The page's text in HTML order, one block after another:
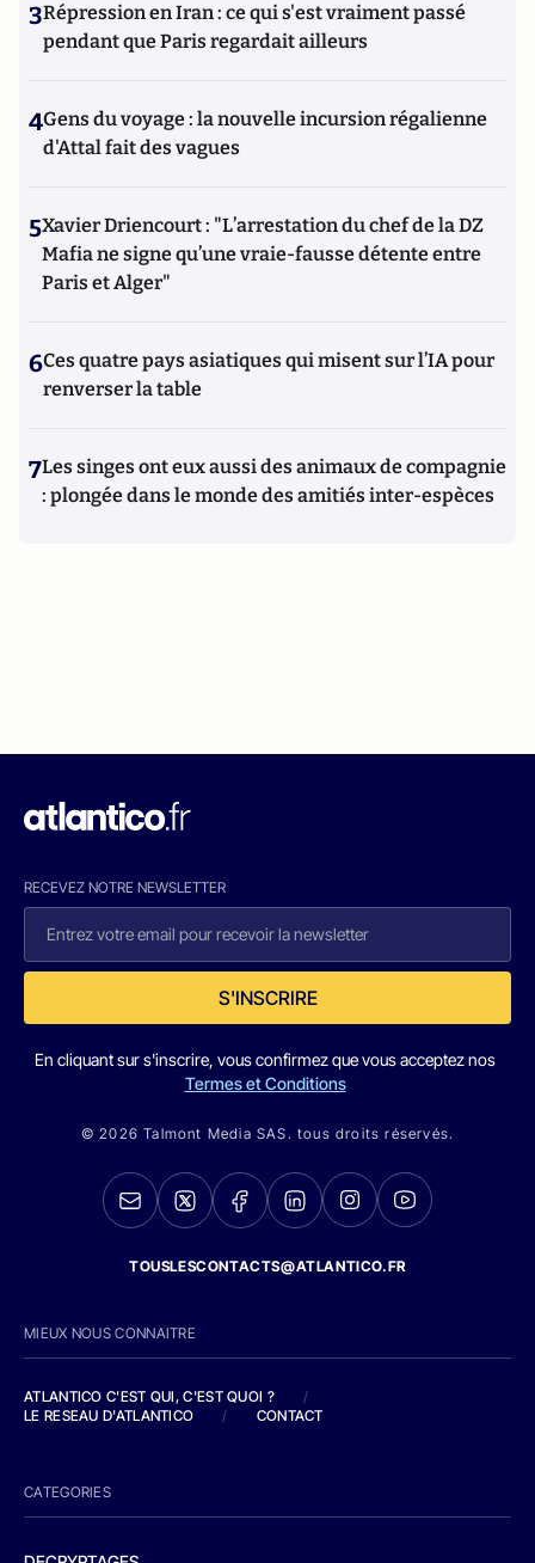
3Répression en Iran : ce qui s'est vraiment passé
pendant que Paris regardait ailleurs
4Gens du voyage : la nouvelle incursion régalienne
d'Attal fait des vagues
5Xavier Driencourt : "L’arrestation du chef de la DZ
Mafia ne signe qu’une vraie-fausse détente entre
Paris et Alger"
6Ces quatre pays asiatiques qui misent sur l’IA pour
renverser la table
7Les singes ont eux aussi des animaux de compagnie
: plongée dans le monde des amitiés inter-espèces
RECEVEZ NOTRE NEWSLETTER
S'INSCRIRE
En cliquant sur s'inscrire, vous confirmez que vous acceptez nos
Termes et Conditions
© 2026 Talmont Media SAS. tous droits réservés.
TOUSLESCONTACTS@ATLANTICO.FR
MIEUX NOUS CONNAITRE
ATLANTICO C'EST QUI, C'EST QUOI ?
/
LE RESEAU D'ATLANTICO
/ CONTACT
CATEGORIES